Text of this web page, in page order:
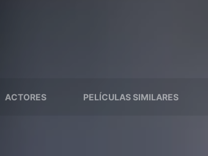
ACTORES PELÍCULAS SIMILARES